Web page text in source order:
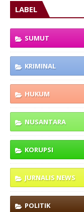
LABEL
SUMUT
KRIMINAL
HUKUM
NUSANTARA
KORUPSI
JURNALIS NEWS
POLITIK